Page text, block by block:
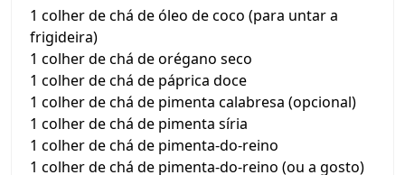
1 colher de chá de óleo de coco (para untar a
frigideira)
1 colher de chá de orégano seco
1 colher de chá de páprica doce
1 colher de chá de pimenta calabresa (opcional)
1 colher de chá de pimenta síria
1 colher de chá de pimenta-do-reino
1 colher de chá de pimenta-do-reino (ou a gosto)